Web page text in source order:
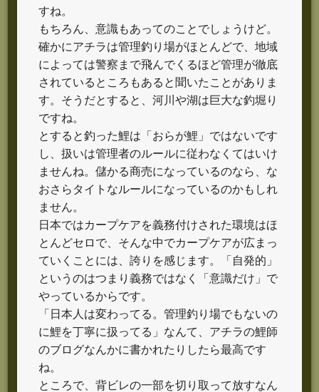
すね。
もちろん、意識もあってのことでしょうけど。
確かにアチラは管理釣り場がほとんどで、地域
によっては警察まで飛んでくるほど管理が徹底
されているところもあると聞いたことがありま
す。そうだとすると、河川や湖は巨大な釣堀り
ですね。
とすると釣った鯉は「おらが鯉」ではないです
し、扱いは管理者のルールに従わなくてはいけ
ませんね。儲かる商売になっているのなら、な
おさらタイトなルールになっているのかもしれ
ません。
日本ではカープケアを義務付けされた環境はほ
とんどセロで、そんな中でカープケアが広まっ
ていくことには、誇りを感じます。「自発的」
というのはつまり義務ではなく「意識だけ」で
やっているからです。
「日本人は変わってる。管理釣り場でもないの
に鯉を丁寧に扱ってる」なんて、アチラの鯉師
のブログなんかに書かれたりしたら最高です
ね。
ところで、背ビレの一部を切り取って放すなん